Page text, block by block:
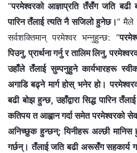
“परमेश्‍वरको आज्ञाप्रति तँसँग जति बढी
पारिन तँलाई त्यति नै सजिलो हुनेछ।” मैले
सर्वशक्तिमान्‌ परमेश्‍वर भन्‍नुहुन्छ: “
पिउनु, प्रार्थना गर्नु र तालिम लिनु,
उहाँले तँलाई सुम्पनुहुने कार्यभारहरू
अगाडि बढ्ने मार्ग होस् भनेर हो।
बढी बोझ हुन्छ, उहाँद्वारा सिद्ध पारिन
कतिपय त आह्वान गर्दा समेत परमेश्‍वरको
अनिच्छुक हुन्छन्; यिनीहरू अल्छी मानिस
गर्छन्। तँलाई जति बढी अरूसँग सहकार्य